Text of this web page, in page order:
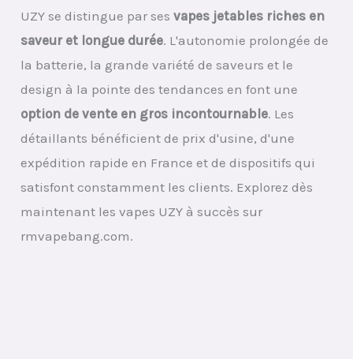
UZY se distingue par sesvapes jetables riches en
saveur et longue durée. L'autonomie prolongée de
la batterie, la grande variété de saveurs et le
design à la pointe des tendances en font une
option de vente en gros incontournable. Les
détaillants bénéficient de prix d'usine, d'une
expédition rapide en France et de dispositifs qui
satisfont constamment les clients. Explorez dès
maintenant les vapes UZY à succès sur
rmvapebang.com.